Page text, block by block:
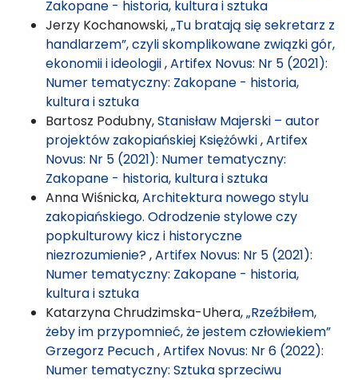
Zakopane - historia, kultura i sztuka
Jerzy Kochanowski,„Tu bratają się sekretarz z
handlarzem”, czyli skomplikowane związki gór,
ekonomii i ideologii,Artifex Novus: Nr 5 (2021):
Numer tematyczny: Zakopane - historia,
kultura i sztuka
Bartosz Podubny,Stanisław Majerski – autor
projektów zakopiańskiej Księżówki,Artifex
Novus: Nr 5 (2021): Numer tematyczny:
Zakopane - historia, kultura i sztuka
Anna Wiśnicka,Architektura nowego stylu
zakopiańskiego. Odrodzenie stylowe czy
popkulturowy kicz i historyczne
niezrozumienie?,Artifex Novus: Nr 5 (2021):
Numer tematyczny: Zakopane - historia,
kultura i sztuka
Katarzyna Chrudzimska-Uhera,„Rzeźbiłem,
żeby im przypomnieć, że jestem człowiekiem”
Grzegorz Pecuch,Artifex Novus: Nr 6 (2022):
Numer tematyczny: Sztuka sprzeciwu